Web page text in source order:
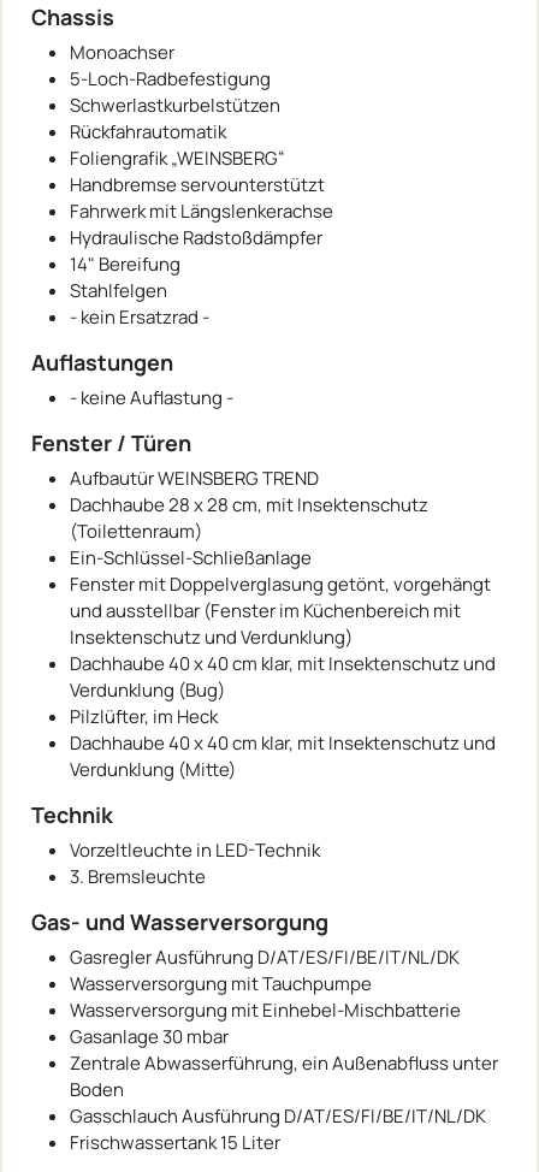
Chassis
Monoachser
5-Loch-Radbefestigung
Schwerlastkurbelstützen
Rückfahrautomatik
Foliengrafik „WEINSBERG“
Handbremse servounterstützt
Fahrwerk mit Längslenkerachse
Hydraulische Radstoßdämpfer
14" Bereifung
Stahlfelgen
- kein Ersatzrad -
Auflastungen
- keine Auflastung -
Fenster / Türen
Aufbautür WEINSBERG TREND
Dachhaube 28 x 28 cm, mit Insektenschutz
(Toilettenraum)
Ein-Schlüssel-Schließanlage
Fenster mit Doppelverglasung getönt, vorgehängt
und ausstellbar (Fenster im Küchenbereich mit
Insektenschutz und Verdunklung)
Dachhaube 40 x 40 cm klar, mit Insektenschutz und
Verdunklung (Bug)
Pilzlüfter, im Heck
Dachhaube 40 x 40 cm klar, mit Insektenschutz und
Verdunklung (Mitte)
Technik
Vorzeltleuchte in LED-Technik
3. Bremsleuchte
Gas- und Wasserversorgung
Gasregler Ausführung D/AT/ES/FI/BE/IT/NL/DK
Wasserversorgung mit Tauchpumpe
Wasserversorgung mit Einhebel-Mischbatterie
Gasanlage 30 mbar
Zentrale Abwasserführung, ein Außenabfluss unter
Boden
Gasschlauch Ausführung D/AT/ES/FI/BE/IT/NL/DK
Frischwassertank 15 Liter